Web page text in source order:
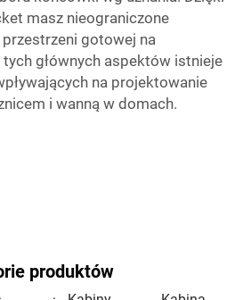
masz nieograniczone
gotowej na
głównych aspektów istnieje
na projektowanie
i wanną w domach.
produktów